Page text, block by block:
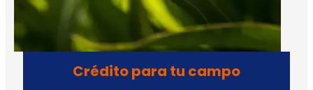
Crédito para tu campo